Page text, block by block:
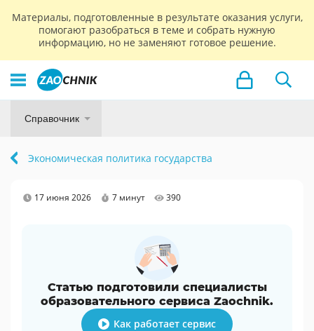
Материалы, подготовленные в результате оказания услуги,
помогают разобраться в теме и собрать нужную
информацию, но не заменяют готовое решение.
Справочник
Экономическая политика государства
17 июня 2026 7 минут 390
Статью подготовили специалисты
образовательного сервиса Zaochnik.
Как работает сервис